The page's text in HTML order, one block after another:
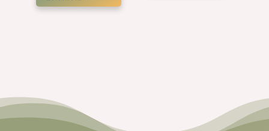
€17.50
a
sur